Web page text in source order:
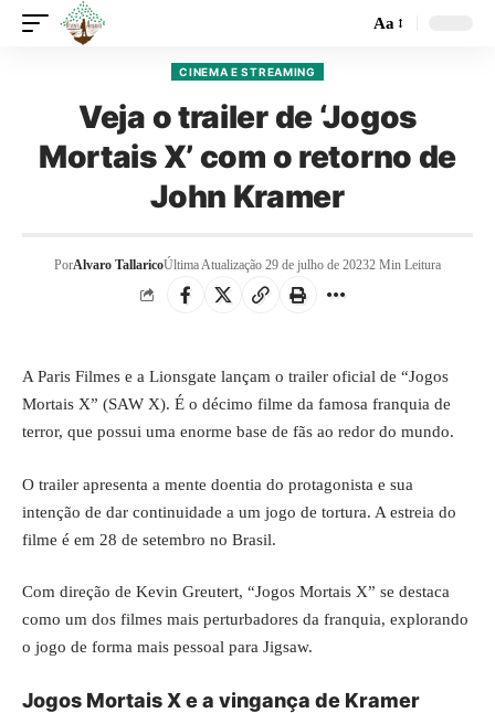
Aa
CINEMA E STREAMING
Veja o trailer de ‘Jogos
Mortais X’ com o retorno de
John Kramer
PorAlvaro TallaricoÚltima Atualização 29 de julho de 20232 Min Leitura
A Paris Filmes e a Lionsgate lançam o trailer oficial de “Jogos
Mortais X” (SAW X). É o décimo filme da famosa franquia de
terror, que possui uma enorme base de fãs ao redor do mundo.
O trailer apresenta a mente doentia do protagonista e sua
intenção de dar continuidade a um jogo de tortura. A estreia do
filme é em 28 de setembro no Brasil.
Com direção de Kevin Greutert, “Jogos Mortais X” se destaca
como um dos filmes mais perturbadores da franquia, explorando
o jogo de forma mais pessoal para Jigsaw.
Jogos Mortais X e a vingança de Kramer